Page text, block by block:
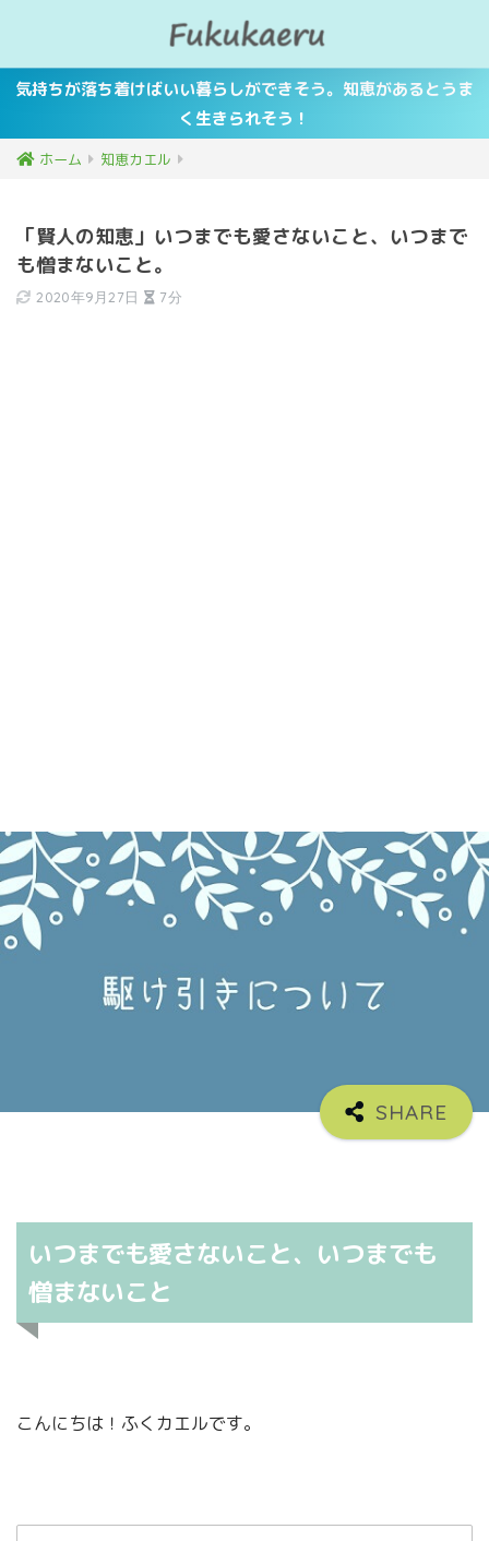
気持ちが落ち着けばいい暮らしができそう。知恵があるとうま
く生きられそう！
ホーム 知恵カエル
「賢人の知恵」いつまでも愛さないこと、いつまで
も憎まないこと。
2020年9月27日 7分
いつまでも愛さないこと、いつまでも
憎まないこと
こんにちは！ふくカエルです。